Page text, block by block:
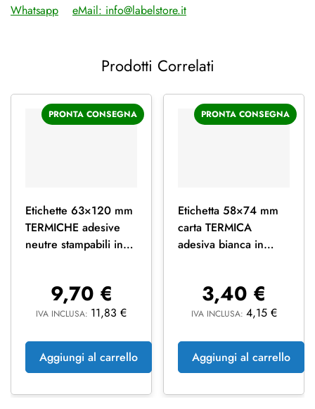
Whatsapp
eMail: info@labelstore.it
Prodotti Correlati
PRONTA CONSEGNA
Etichette 63×120 mm
TERMICHE adesive
neutre stampabili in
9,70 €
IVA INCLUSA: 11,83 €
Aggiungi al carrello
PRONTA CONSEGNA
Etichetta 58×74 mm
carta TERMICA
adesiva bianca in
3,40 €
IVA INCLUSA: 4,15 €
Aggiungi al carrello